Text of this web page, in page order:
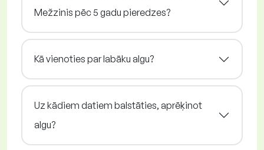
Mežzinis pēc 5 gadu pieredzes?
Kā vienoties par labāku algu?
Uz kādiem datiem balstāties, aprēķinot
algu?